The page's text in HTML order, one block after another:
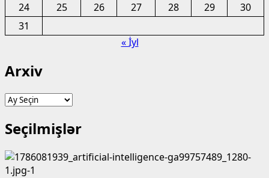
24
25 26 27 28 29
30
31
« İyl
Arxiv
Arxiv
Seçilmişlər